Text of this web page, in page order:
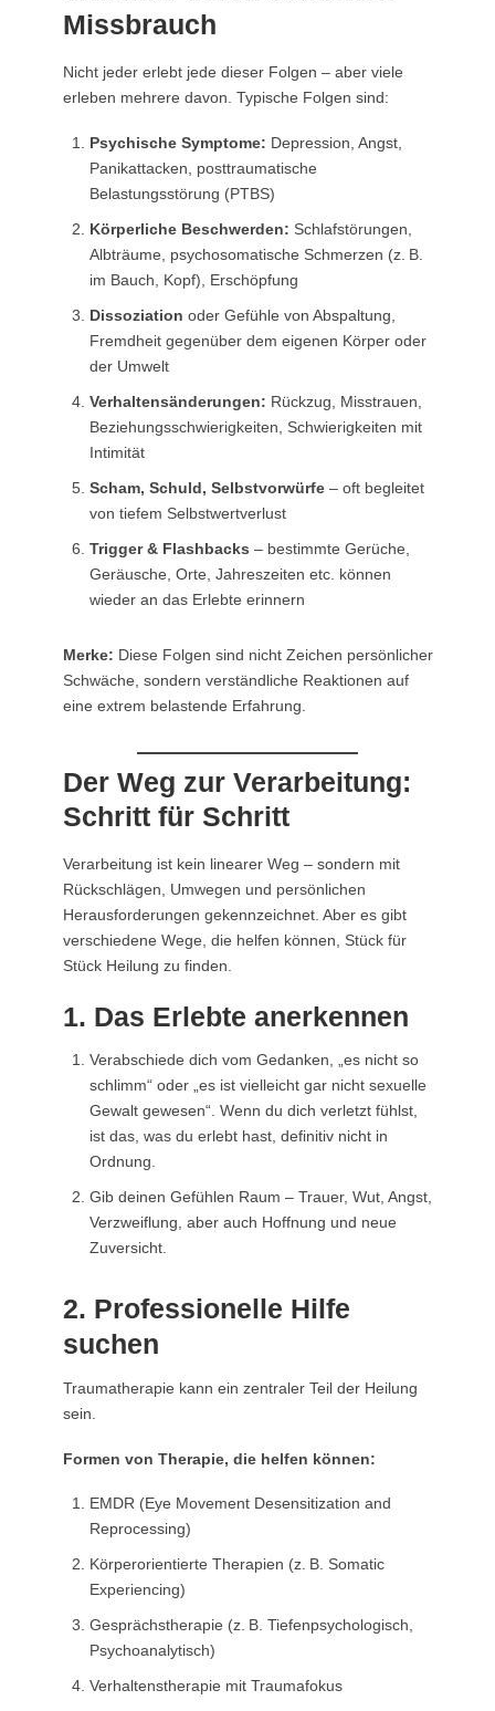
Missbrauch
Nicht jeder erlebt jede dieser Folgen – aber viele
erleben mehrere davon. Typische Folgen sind:
Psychische Symptome: Depression, Angst,
Panikattacken, posttraumatische
Belastungsstörung (PTBS)
Körperliche Beschwerden: Schlafstörungen,
Albträume, psychosomatische Schmerzen (z. B.
im Bauch, Kopf), Erschöpfung
Dissoziation oder Gefühle von Abspaltung,
Fremdheit gegenüber dem eigenen Körper oder
der Umwelt
Verhaltensänderungen: Rückzug, Misstrauen,
Beziehungsschwierigkeiten, Schwierigkeiten mit
Intimität
Scham, Schuld, Selbstvorwürfe– oft begleitet
von tiefem Selbstwertverlust
Trigger & Flashbacks – bestimmte Gerüche,
Geräusche, Orte, Jahreszeiten etc. können
wieder an das Erlebte erinnern
Merke: Diese Folgen sind nicht Zeichen persönlicher
Schwäche, sondern verständliche Reaktionen auf
eine extrem belastende Erfahrung.
Der Weg zur Verarbeitung:
Schritt für Schritt
Verarbeitung ist kein linearer Weg – sondern mit
Rückschlägen, Umwegen und persönlichen
Herausforderungen gekennzeichnet. Aber es gibt
verschiedene Wege, die helfen können, Stück für
Stück Heilung zu finden.
1. Das Erlebte anerkennen
Verabschiede dich vom Gedanken, „es nicht so
schlimm“ oder „es ist vielleicht gar nicht sexuelle
Gewalt gewesen“. Wenn du dich verletzt fühlst,
ist das, was du erlebt hast, definitiv nicht in
Ordnung.
Gib deinen Gefühlen Raum – Trauer, Wut, Angst,
Verzweiflung, aber auch Hoffnung und neue
Zuversicht.
2. Professionelle Hilfe
suchen
Traumatherapie kann ein zentraler Teil der Heilung
sein.
Formen von Therapie, die helfen können:
EMDR (Eye Movement Desensitization and
Reprocessing)
Körperorientierte Therapien (z. B. Somatic
Experiencing)
Gesprächstherapie (z. B. Tiefenpsychologisch,
Psychoanalytisch)
Verhaltenstherapie mit Traumafokus